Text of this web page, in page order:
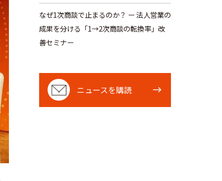
なぜ1次商談で止まるのか？ ー 法人営業の
成果を分ける「1→2次商談の転換率」改
善セミナー
ニュースを購読